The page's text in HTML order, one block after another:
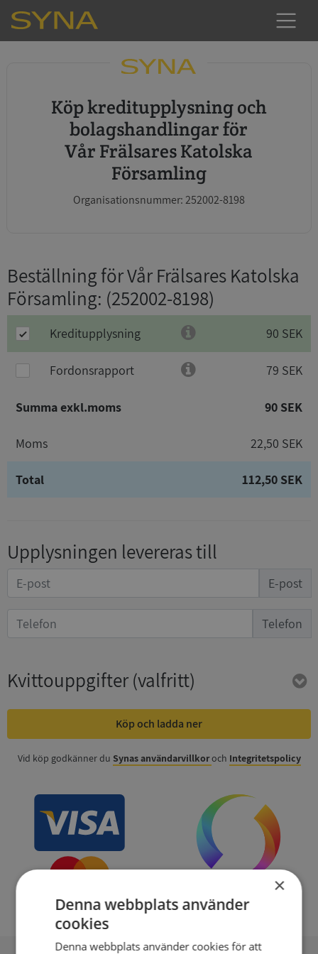
Köp kreditupplysning och
bolagshandlingar för
Vår Frälsares Katolska
Församling
Organisationsnummer: 252002-8198
Beställning för Vår Frälsares Katolska
Församling: (252002-8198)
Kreditupplysning 90 SEK
Fordonsrapport 79 SEK
Summa exkl.moms 90 SEK
Moms 22,50 SEK
Total 112,50 SEK
Upplysningen levereras till
E-post
Telefon
Kvittouppgifter(valfritt)
Köp och ladda ner
Vid köp godkänner du Synas användarvillkoroch Integritetspolicy
×
Denna webbplats använder
cookies
Denna webbplats använder cookies för att